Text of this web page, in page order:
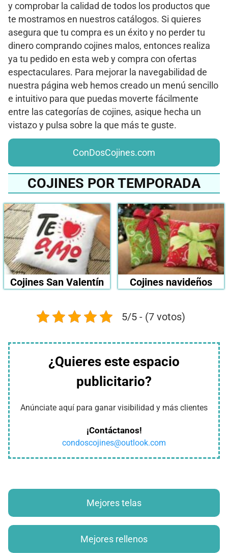
y comprobar la calidad de todos los productos que
te mostramos en nuestros catálogos. Si quieres
asegura que tu compra es un éxito y no perder tu
dinero comprando cojines malos, entonces realiza
ya tu pedido en esta web y compra con ofertas
espectaculares. Para mejorar la navegabilidad de
nuestra página web hemos creado un menú sencillo
e intuitivo para que puedas moverte fácilmente
entre las categorías de cojines, asique hecha un
vistazo y pulsa sobre la que más te guste.
ConDosCojines.com
COJINES POR TEMPORADA
Cojines San Valentín Cojines navideños
5/5 - (7 votos)
¿Quieres este espacio
publicitario?
Anúnciate aquí para ganar visibilidad y más clientes
¡Contáctanos!
condoscojines@outlook.com
Mejores telas
Mejores rellenos